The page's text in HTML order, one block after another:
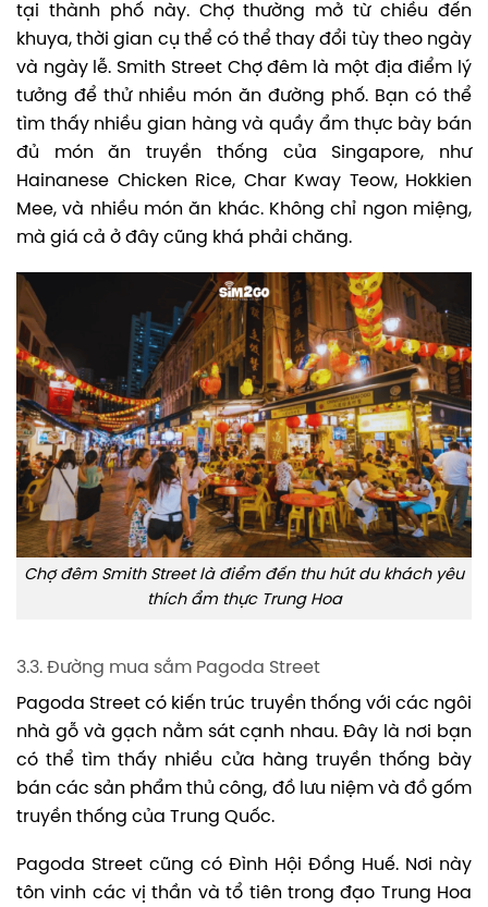
tại thành phố này. Chợ thường mở từ chiều đến
khuya, thời gian cụ thể có thể thay đổi tùy theo ngày
và ngày lễ. Smith Street Chợ đêm là một địa điểm lý
tưởng để thử nhiều món ăn đường phố. Bạn có thể
tìm thấy nhiều gian hàng và quầy ẩm thực bày bán
đủ món ăn truyền thống của Singapore, như
Hainanese Chicken Rice, Char Kway Teow, Hokkien
Mee, và nhiều món ăn khác. Không chỉ ngon miệng,
mà giá cả ở đây cũng khá phải chăng.
Chợ đêm Smith Street là điểm đến thu hút du khách yêu
thích ẩm thực Trung Hoa
3.3. Đường mua sắm Pagoda Street
Pagoda Street có kiến trúc truyền thống với các ngôi
nhà gỗ và gạch nằm sát cạnh nhau. Đây là nơi bạn
có thể tìm thấy nhiều cửa hàng truyền thống bày
bán các sản phẩm thủ công, đồ lưu niệm và đồ gốm
truyền thống của Trung Quốc.
Pagoda Street cũng có Đình Hội Đồng Huế. Nơi này
tôn vinh các vị thần và tổ tiên trong đạo Trung Hoa